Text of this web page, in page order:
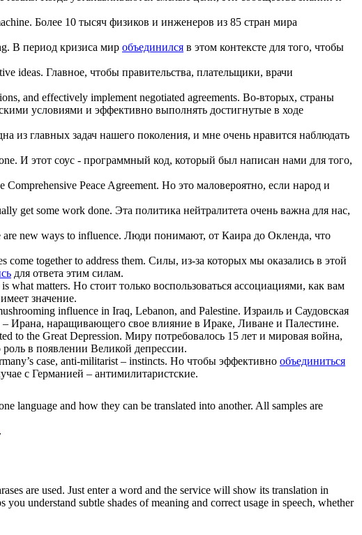
Более 10 тысяч физиков и инженеров из 85 стран мира
В период кризиса мир объединился в этом контексте для того, чтобы
ideas. Главное, чтобы правительства, плательщики, врачи
and effectively implement negotiated agreements. Во-вторых, страны
условиями и эффективно выполнять достигнутые в ходе
из главных задач нашего поколения, и мне очень нравится наблюдать
И этот соус - программный код, который был написан нами для того,
Peace Agreement. Но это маловероятно, если народ и
get some work done. Эта политика нейтралитета очень важна для нас,
new ways to influence. Люди понимают, от Каира до Окленда, что
come togetherto address them. Силы, из-за которых мы оказались в этой
для ответа этим силам.
what matters. Но стоит только воспользоваться ассоциациями, как вам
значение.
influence in Iraq, Lebanon, and Palestine. Израиль и Саудовская
– Ирана, наращивающего свое влияние в Ираке, Ливане и Палестине.
to the Great Depression. Миру потребовалось 15 лет и мировая война,
в появлении Великой депрессии.
case, anti-militarist – instincts. Но чтобы эффективно объединиться
с Германией – антимилитаристские.
language and how they can be translated into another. All samples are
.
are used. Just enter a word and the service will show its translation in
understand subtle shades of meaning and correct usage in speech, whether